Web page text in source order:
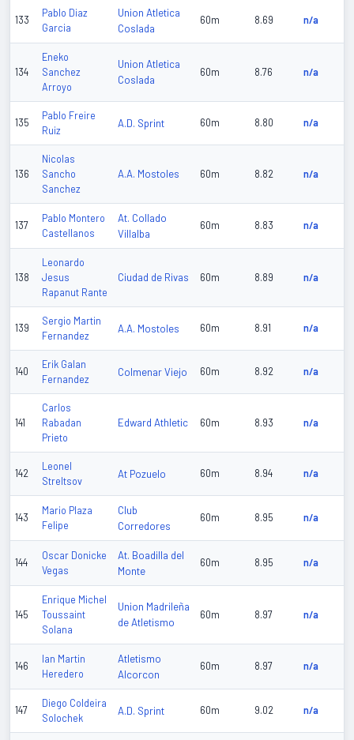
133
Pablo Diaz
Garcia
Union Atletica
Coslada
60m 8.69 n/a
134
Eneko
Sanchez
Arroyo
Union Atletica
Coslada
60m 8.76 n/a
135
Pablo Freire
Ruiz
A.D. Sprint 60m 8.80 n/a
136
Nicolas
Sancho
Sanchez
A.A. Mostoles 60m 8.82 n/a
137
Pablo Montero
Castellanos
At. Collado
Villalba
60m 8.83 n/a
138
Leonardo
Jesus
Rapanut Rante
Ciudad de Rivas 60m 8.89 n/a
139
Sergio Martin
Fernandez
A.A. Mostoles 60m 8.91 n/a
140
Erik Galan
Fernandez
Colmenar Viejo 60m 8.92 n/a
141
Carlos
Rabadan
Prieto
Edward Athletic 60m 8.93 n/a
142
Leonel
Streltsov
At Pozuelo 60m 8.94 n/a
143
Mario Plaza
Felipe
Club
Corredores
60m 8.95 n/a
144
Oscar Donicke
Vegas
At. Boadilla del
Monte
60m 8.95 n/a
145
Enrique Michel
Toussaint
Solana
Union Madrileña
de Atletismo
60m 8.97 n/a
146
Ian Martin
Heredero
Atletismo
Alcorcon
60m 8.97 n/a
147
Diego Coldeira
Solochek
A.D. Sprint 60m 9.02 n/a